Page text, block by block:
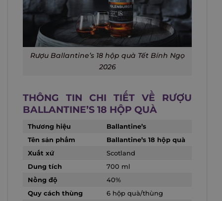
Rượu Ballantine’s 18 hộp quà Tết Bính Ngọ
2026
THÔNG TIN CHI TIẾT VỀ RƯỢU
BALLANTINE’S 18 HỘP QUÀ
Thương hiệu
Ballantine’s
Tên sản phẩm
Ballantine’s 18 hộp quà
Xuất xứ
Scotland
Dung tích
700 ml
Nồng độ
40%
Quy cách thùng
6 hộp quà/thùng